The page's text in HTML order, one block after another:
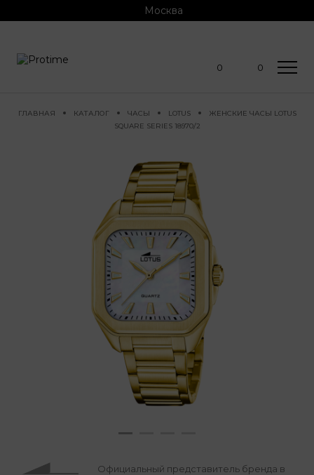
Москва
0 0
ГЛАВНАЯ КАТАЛОГ ЧАСЫ LOTUS
ЖЕНСКИЕ ЧАСЫ LOTUS
SQUARE SERIES 18970/2
Официальный представитель бренда в